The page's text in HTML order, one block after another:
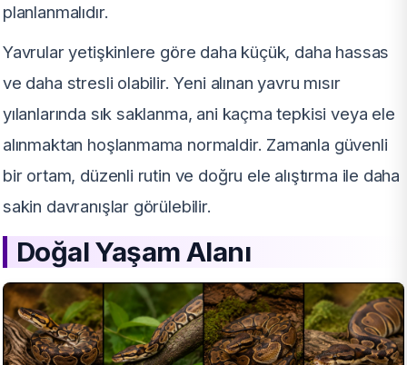
planlanmalıdır.
Yavrular yetişkinlere göre daha küçük, daha hassas
ve daha stresli olabilir. Yeni alınan yavru mısır
yılanlarında sık saklanma, ani kaçma tepkisi veya ele
alınmaktan hoşlanmama normaldir. Zamanla güvenli
bir ortam, düzenli rutin ve doğru ele alıştırma ile daha
sakin davranışlar görülebilir.
Doğal Yaşam Alanı